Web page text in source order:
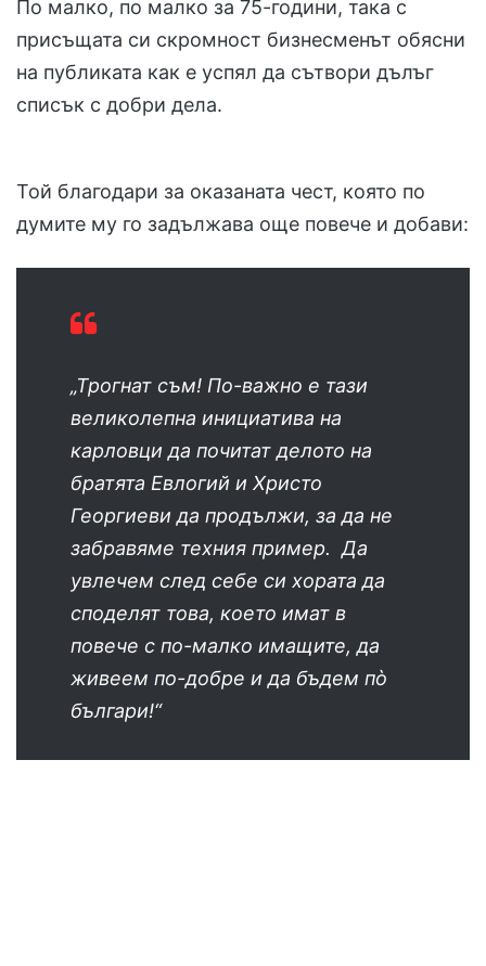
По малко, по малко за 75-години, така с
присъщата си скромност бизнесменът обясни
на публиката как е успял да сътвори дълъг
списък с добри дела.
Той благодари за оказаната чест, която по
думите му го задължава още повече и добави:
„Трогнат съм! По-важно е тази
великолепна инициатива на
карловци да почитат делото на
братята Евлогий и Христо
Георгиеви да продължи, за да не
забравяме техния пример. Да
увлечем след себе си хората да
споделят това, което имат в
повече с по-малко имащите, да
живеем по-добре и да бъдем пò
българи!“